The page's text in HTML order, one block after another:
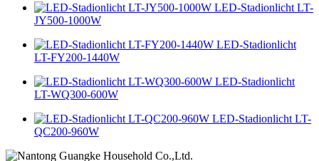
LED-Stadionlicht LT-
JY500-1000W
LED-Stadionlicht
LT-FY200-1440W
LED-Stadionlicht
LT-WQ300-600W
LED-Stadionlicht LT-
QC200-960W